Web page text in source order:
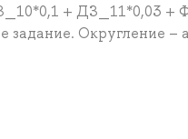
+ ДЗ_11*0,03 +
задание. Округление –